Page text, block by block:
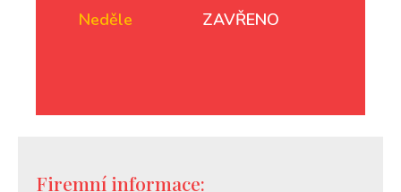
Neděle ZAVŘENO
Firemní informace: